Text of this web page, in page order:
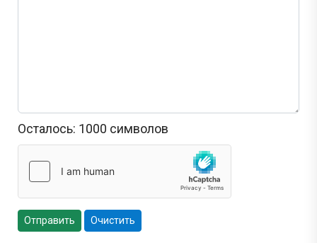
Осталось: 1000 символов
Отправить Очистить